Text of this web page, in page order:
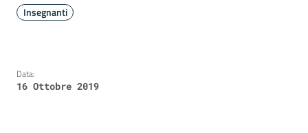
Insegnanti
Data:
16 Ottobre 2019